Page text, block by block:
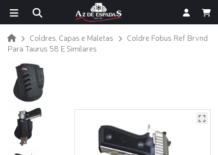
Coldres, Capas e Maletas
Coldre Fobus Ref Brvnd
Para Taurus 58 E Similares